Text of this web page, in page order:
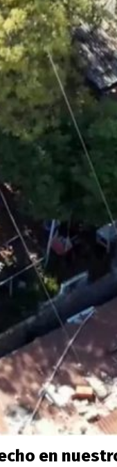
en